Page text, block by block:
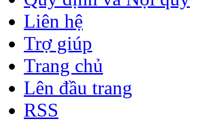
Liên hệ
Trợ giúp
Trang chủ
Lên đầu trang
RSS